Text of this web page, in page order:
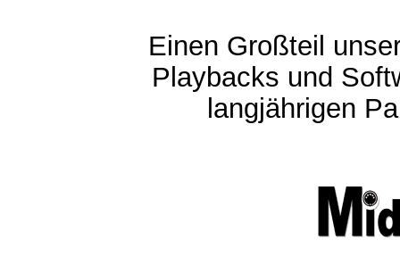
Einen Großteil
Playbacks und
langjährigen